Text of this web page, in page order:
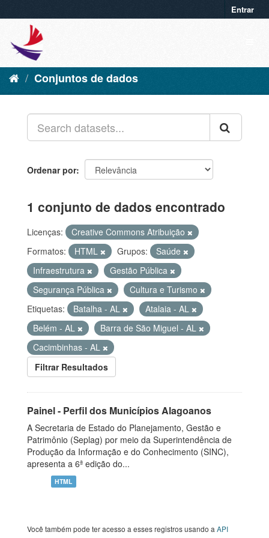
Entrar
Conjuntos de dados
Ordenar por
1 conjunto de dados encontrado
Licenças:
Creative Commons Atribuição
Formatos:
HTML Grupos:
Saúde
Infraestrutura
Gestão Pública
Segurança Pública
Cultura e Turismo
Etiquetas:
Batalha - AL
Atalaia - AL
Belém - AL
Barra de São Miguel - AL
Cacimbinhas - AL
Filtrar Resultados
Painel - Perfil dos Municípios Alagoanos
A Secretaria de Estado do Planejamento, Gestão e
Patrimônio (Seplag) por meio da Superintendência de
Produção da Informação e do Conhecimento (SINC),
apresenta a 6ª edição do...
HTML
Você também pode ter acesso a esses registros usando a API